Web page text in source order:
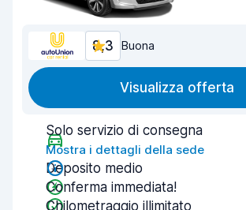
8,3 Buona
Visualizza offerta
Solo servizio di consegna
Mostra i dettagli della sede
Deposito medio
Conferma immediata!
Chilometraggio illimitato